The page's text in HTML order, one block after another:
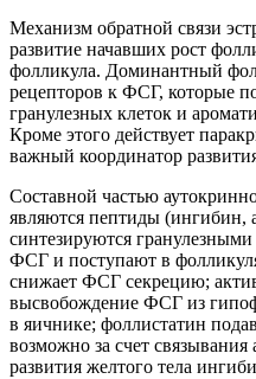
Механизм обратной связи
развитие начавших рост
фолликула. Доминантный
рецепторов к ФСГ, которые
гранулезных клеток и
Кроме этого действует
важный координатор
Составной частью
являются пептиды (ингибин,
синтезируются
ФСГ и поступают в
снижает ФСГ секрецию;
высвобождение ФСГ из
в яичнике; фоллистатин
возможно за счет
развития желтого тела